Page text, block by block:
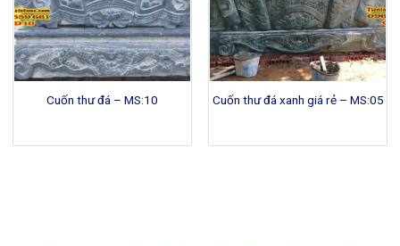
Cuốn thư đá – MS:10 Cuốn thư đá xanh giá rẻ – MS:05